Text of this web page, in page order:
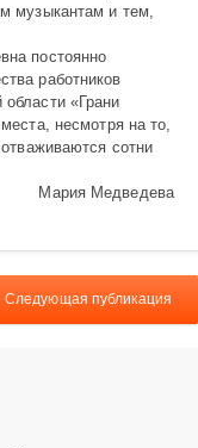
музыкантам и тем,
постоянно
работников
«Грани
несмотря на то,
сотни
Мария Медведева
Следующая публикация